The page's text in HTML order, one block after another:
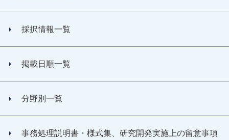
採択情報一覧
掲載日順一覧
分野別一覧
事務処理説明書・様式集、研究開発実施上の留意事項